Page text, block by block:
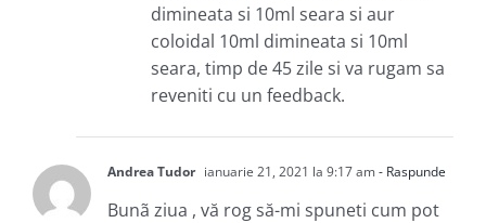
dimineata si 10ml seara si aur
coloidal 10ml dimineata si 10ml
seara, timp de 45 zile si va rugam sa
reveniti cu un feedback.
Andrea Tudor ianuarie 21, 2021 la 9:17 am- Raspunde
Bunã ziua , vă rog să-mi spuneti cum pot